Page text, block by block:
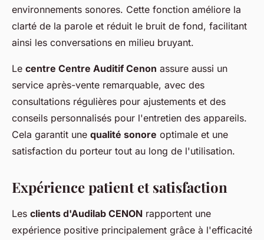
environnements sonores. Cette fonction améliore la
clarté de la parole et réduit le bruit de fond, facilitant
ainsi les conversations en milieu bruyant.
Le centre Centre Auditif Cenon assure aussi un
service après-vente remarquable, avec des
consultations régulières pour ajustements et des
conseils personnalisés pour l'entretien des appareils.
Cela garantit une qualité sonore optimale et une
satisfaction du porteur tout au long de l'utilisation.
Expérience patient et satisfaction
Les clients d'Audilab CENON rapportent une
expérience positive principalement grâce à l'efficacité